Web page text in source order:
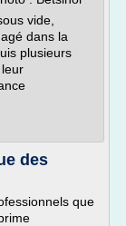
vide,
dans la
plusieurs
des
que